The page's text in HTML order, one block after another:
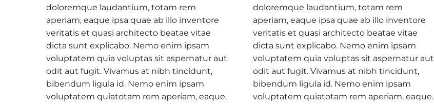
doloremque laudantium, totam rem
aperiam, eaque ipsa quae ab illo inventore
veritatis et quasi architecto beatae vitae
dicta sunt explicabo. Nemo enim ipsam
voluptatem quia voluptas sit aspernatur aut
odit aut fugit. Vivamus at nibh tincidunt,
bibendum ligula id. Nemo enim ipsam
voluptatem quiatotam rem aperiam, eaque.
doloremque laudantium, totam rem
aperiam, eaque ipsa quae ab illo inventore
veritatis et quasi architecto beatae vitae
dicta sunt explicabo. Nemo enim ipsam
voluptatem quia voluptas sit aspernatur aut
odit aut fugit. Vivamus at nibh tincidunt,
bibendum ligula id. Nemo enim ipsam
voluptatem quiatotam rem aperiam, eaque.